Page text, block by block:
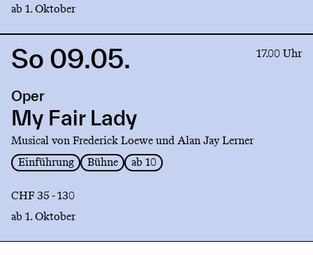
ab 1. Oktober
Link
My
Fair
Lady
So 09.05. 17.00 Uhr
Oper
My Fair Lady
Musical von Frederick Loewe und Alan Jay Lerner
Einführung
Bühne ab 10
CHF 35 - 130
ab 1. Oktober